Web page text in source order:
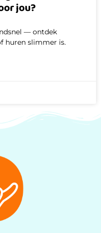
jou?
— ontdek
huren slimmer is.